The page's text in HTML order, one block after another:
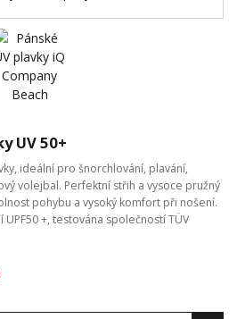
UV 50+
ideální pro šnorchlování, plavání,
volejbal. Perfektní střih a vysoce pružný
pohybu a vysoký komfort při nošení.
+, testována společností TÜV